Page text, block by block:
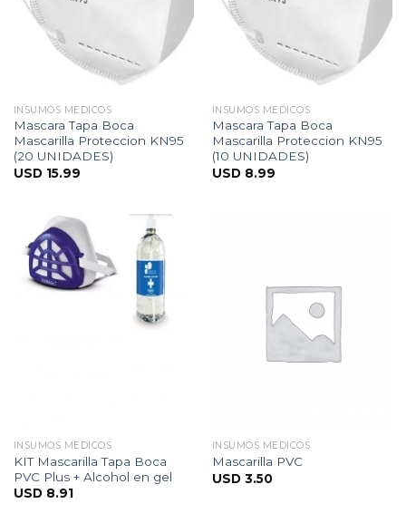
INSUMOS MEDICOS
Mascara Tapa Boca
Mascarilla Proteccion KN95
(20 UNIDADES)
USD 15.99
INSUMOS MEDICOS
Mascara Tapa Boca
Mascarilla Proteccion KN95
(10 UNIDADES)
USD 8.99
INSUMOS MEDICOS
KIT Mascarilla Tapa Boca
PVC Plus + Alcohol en gel
USD 8.91
INSUMOS MEDICOS
Mascarilla PVC
USD 3.50